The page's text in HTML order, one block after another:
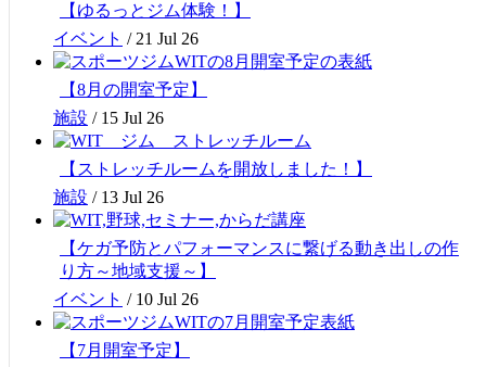
【ゆるっとジム体験！】
イベント /21 Jul 26
【8月の開室予定】
施設 / 15 Jul 26
【ストレッチルームを開放しました！】
施設 / 13 Jul 26
【ケガ予防とパフォーマンスに繋げる動き出しの作
り方～地域支援～】
イベント / 10 Jul 26
【7月開室予定】